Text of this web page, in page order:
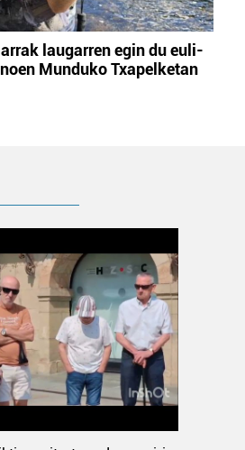
laugarren egin du euli-
Munduko Txapelketan